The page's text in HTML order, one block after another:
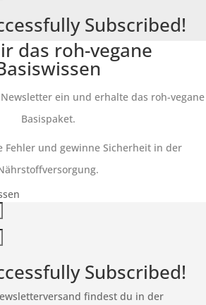
Subscribed!
das roh-vegane
ein und erhalte das roh-vegane
Basispaket.
Fehler und gewinne Sicherheit in der
Subscribed!
findest du in der